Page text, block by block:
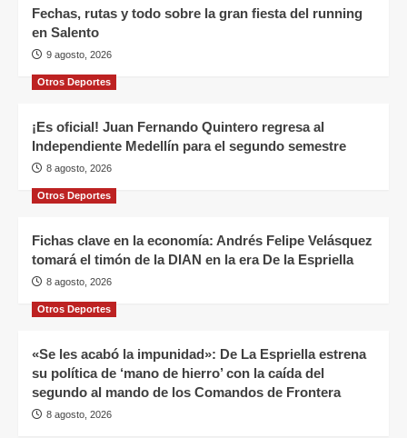
Fechas, rutas y todo sobre la gran fiesta del running
en Salento
9 agosto, 2026
Otros Deportes
¡Es oficial! Juan Fernando Quintero regresa al
Independiente Medellín para el segundo semestre
8 agosto, 2026
Otros Deportes
Fichas clave en la economía: Andrés Felipe Velásquez
tomará el timón de la DIAN en la era De la Espriella
8 agosto, 2026
Otros Deportes
«Se les acabó la impunidad»: De La Espriella estrena
su política de ‘mano de hierro’ con la caída del
segundo al mando de los Comandos de Frontera
8 agosto, 2026